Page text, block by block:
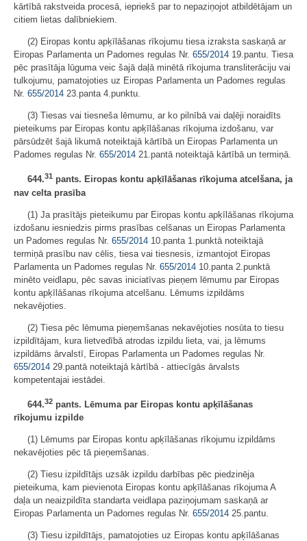
kārtībā rakstveida procesā, iepriekš par to nepaziņojot atbildētājam un
citiem lietas dalībniekiem.
(2) Eiropas kontu apķīlāšanas rīkojumu tiesa izraksta saskaņā ar
Eiropas Parlamenta un Padomes regulas Nr. 655/2014 19.pantu. Tiesa
pēc prasītāja lūguma veic šajā daļā minētā rīkojuma transliterāciju vai
tulkojumu, pamatojoties uz Eiropas Parlamenta un Padomes regulas
Nr. 655/2014 23.panta 4.punktu.
(3) Tiesas vai tiesneša lēmumu, ar ko pilnībā vai daļēji noraidīts
pieteikums par Eiropas kontu apķīlāšanas rīkojuma izdošanu, var
pārsūdzēt šajā likumā noteiktajā kārtībā un Eiropas Parlamenta un
Padomes regulas Nr. 655/2014 21.pantā noteiktajā kārtībā un termiņā.
644.31 pants. Eiropas kontu apķīlāšanas rīkojuma atcelšana, ja
nav celta prasība
(1) Ja prasītājs pieteikumu par Eiropas kontu apķīlāšanas rīkojuma
izdošanu iesniedzis pirms prasības celšanas un Eiropas Parlamenta
un Padomes regulas Nr. 655/2014 10.panta 1.punktā noteiktajā
termiņā prasību nav cēlis, tiesa vai tiesnesis, izmantojot Eiropas
Parlamenta un Padomes regulas Nr. 655/2014 10.panta 2.punktā
minēto veidlapu, pēc savas iniciatīvas pieņem lēmumu par Eiropas
kontu apķīlāšanas rīkojuma atcelšanu. Lēmums izpildāms
nekavējoties.
(2) Tiesa pēc lēmuma pieņemšanas nekavējoties nosūta to tiesu
izpildītājam, kura lietvedībā atrodas izpildu lieta, vai, ja lēmums
izpildāms ārvalstī, Eiropas Parlamenta un Padomes regulas Nr.
655/2014 29.pantā noteiktajā kārtībā - attiecīgās ārvalsts
kompetentajai iestādei.
644.32 pants. Lēmuma par Eiropas kontu apķīlāšanas
rīkojumu izpilde
(1) Lēmums par Eiropas kontu apķīlāšanas rīkojumu izpildāms
nekavējoties pēc tā pieņemšanas.
(2) Tiesu izpildītājs uzsāk izpildu darbības pēc piedzinēja
pieteikuma, kam pievienota Eiropas kontu apķīlāšanas rīkojuma A
daļa un neaizpildīta standarta veidlapa paziņojumam saskaņā ar
Eiropas Parlamenta un Padomes regulas Nr. 655/2014 25.pantu.
(3) Tiesu izpildītājs, pamatojoties uz Eiropas kontu apķīlāšanas